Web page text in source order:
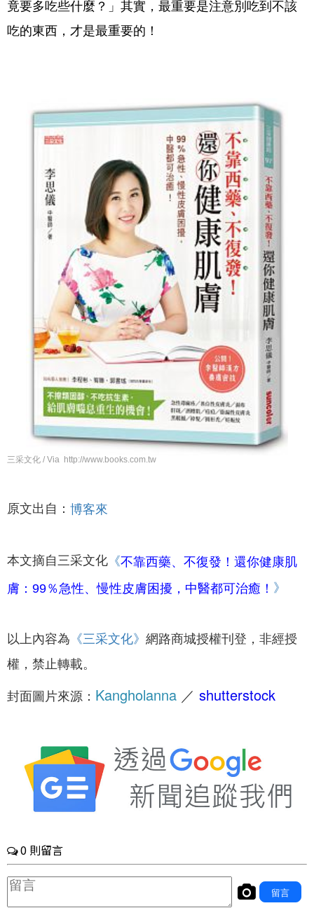
竟要多吃些什麼？」其實，最重要是注意別吃到不該
吃的東西，才是最重要的！
三采文化 / Via http://www.books.com.tw
原文出自： 博客來
本文摘自三采文化 《不靠西藥、不復發！還你健康肌
膚：99％急性、慢性皮膚困擾，中醫都可治癒！ 》
以上內容為 《三采文化》 網路商城授權刊登，非經授
權，禁止轉載。
封面圖片來源： Kangholanna ／ shutterstock